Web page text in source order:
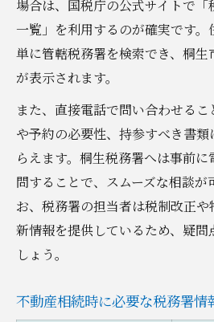
場合は、国税庁の公式サイトで
一覧」を利用するのが確実です
単に管轄税務署を検索でき、桐
が表示されます。
また、直接電話で問い合わせる
や予約の必要性、持参すべき書
らえます。桐生税務署へは事前
問することで、スムーズな相談が
お、税務署の担当者は税制改正
新情報を提供しているため、疑問
しょう。
不動産相続時に必要な税務署情